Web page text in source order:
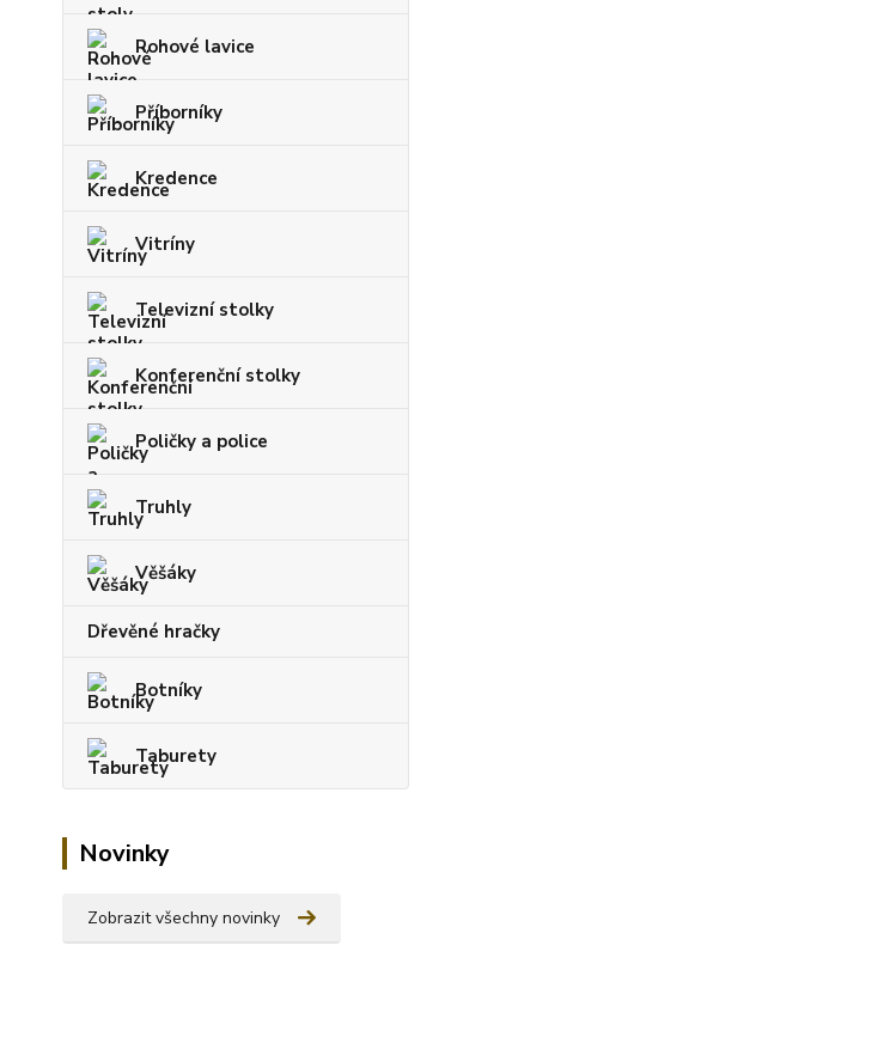
Rohové lavice
Příborníky
Kredence
Vitríny
Televizní stolky
Konferenční stolky
Poličky a police
Truhly
Věšáky
Dřevěné hračky
Botníky
Taburety
Novinky
Zobrazit všechny novinky